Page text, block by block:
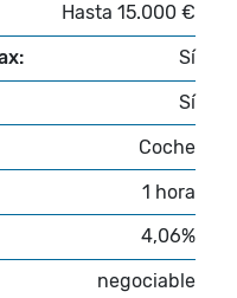
Hasta 15.000 €
Sí
Sí
Coche
1 hora
4,06%
negociable